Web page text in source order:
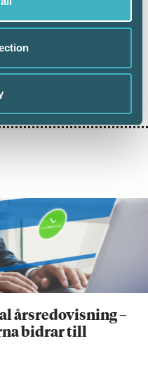
årsredovisning –
bidrar till